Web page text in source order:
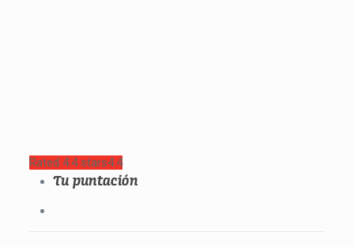
Rated 4.4 stars4.4
Tu puntación